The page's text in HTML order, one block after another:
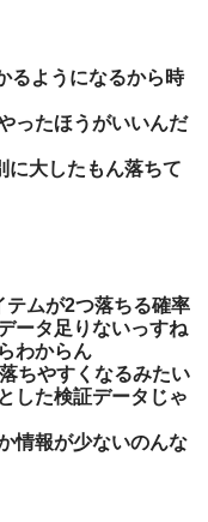
るようになるから時
ったほうがいいんだ
に大したもん落ちて
ムが2つ落ちる確率
ータ足りないっすね
わからん
ちやすくなるみたい
した検証データじゃ
情報が少ないのんな